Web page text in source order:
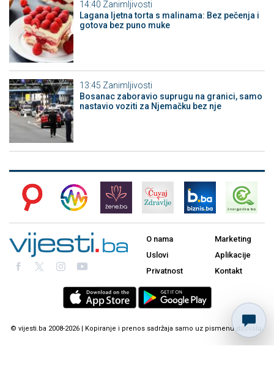
14:40 Zanimljivosti
Lagana ljetna torta s malinama: Bez pečenja i
gotova bez puno muke
13:45 Zanimljivosti
Bosanac zaboravio suprugu na granici, samo
nastavio voziti za Njemačku bez nje
O nama
Uslovi
Privatnost
Marketing
Aplikacije
Kontakt
© vijesti.ba 2008-2026 | Kopiranje i prenos sadržaja samo uz pismenu dozvolu.